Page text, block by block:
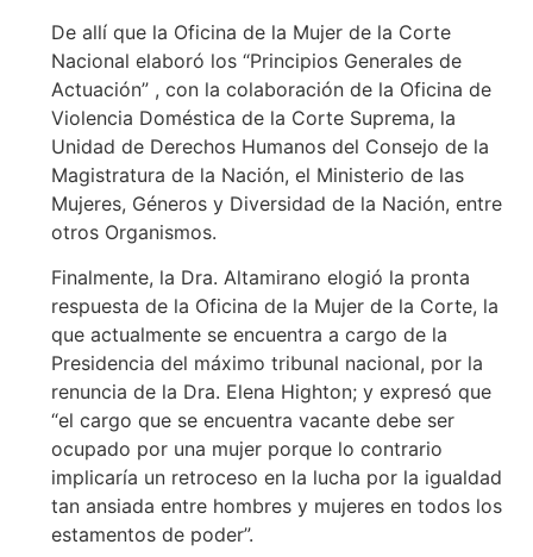
De allí que la Oficina de la Mujer de la Corte
Nacional elaboró los “Principios Generales de
Actuación” , con la colaboración de la Oficina de
Violencia Doméstica de la Corte Suprema, la
Unidad de Derechos Humanos del Consejo de la
Magistratura de la Nación, el Ministerio de las
Mujeres, Géneros y Diversidad de la Nación, entre
otros Organismos.
Finalmente, la Dra. Altamirano elogió la pronta
respuesta de la Oficina de la Mujer de la Corte, la
que actualmente se encuentra a cargo de la
Presidencia del máximo tribunal nacional, por la
renuncia de la Dra. Elena Highton; y expresó que
“el cargo que se encuentra vacante debe ser
ocupado por una mujer porque lo contrario
implicaría un retroceso en la lucha por la igualdad
tan ansiada entre hombres y mujeres en todos los
estamentos de poder”.